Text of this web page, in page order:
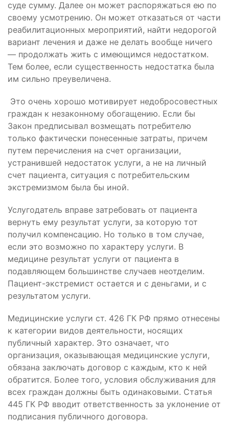
суде сумму. Далее он может распоряжаться ею по
своему усмотрению. Он может отказаться от части
реабилитационных мероприятий, найти недорогой
вариант лечения и даже не делать вообще ничего
— продолжать жить с имеющимся недостатком.
Тем более, если существенность недостатка была
им сильно преувеличена.
Это очень хорошо мотивирует недобросовестных
граждан к незаконному обогащению. Если бы
Закон предписывал возмещать потребителю
только фактически понесенные затраты, причем
путем перечисления на счет организации,
устранившей недостаток услуги, а не на личный
счет пациента, ситуация с потребительским
экстремизмом была бы иной.
Услугодатель вправе затребовать от пациента
вернуть ему результат услуги, за которую тот
получил компенсацию. Но только в том случае,
если это возможно по характеру услуги. В
медицине результат услуги от пациента в
подавляющем большинстве случаев неотделим.
Пациент-экстремист остается и с деньгами, и с
результатом услуги.
Медицинские услуги ст. 426 ГК РФ прямо отнесены
к категории видов деятельности, носящих
публичный характер. Это означает, что
организация, оказывающая медицинские услуги,
обязана заключать договор с каждым, кто к ней
обратится. Более того, условия обслуживания для
всех граждан должны быть одинаковыми. Статья
445 ГК РФ вводит ответственность за уклонение от
подписания публичного договора.